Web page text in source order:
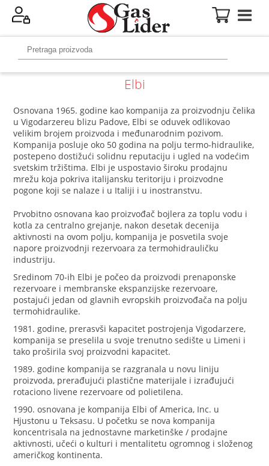
Elbi
Osnovana 1965. godine kao kompanija za proizvodnju čelika
u Vigodarzereu blizu Padove, Elbi se oduvek odlikovao
velikim brojem proizvoda i međunarodnim pozivom.
Kompanija posluje oko 50 godina na polju termo-hidraulike,
postepeno dostižući solidnu reputaciju i ugled na vodećim
svetskim tržištima. Elbi je uspostavio široku prodajnu
mrežu koja pokriva italijansku teritoriju i proizvodne
pogone koji se nalaze i u Italiji i u inostranstvu.
Prvobitno osnovana kao proizvođač bojlera za toplu vodu i
kotla za centralno grejanje, nakon desetak decenija
aktivnosti na ovom polju, kompanija je posvetila svoje
napore proizvodnji rezervoara za termohidrauličku
industriju.
Sredinom 70-ih Elbi je počeo da proizvodi prenaponske
rezervoare i membranske ekspanzijske rezervoare,
postajući jedan od glavnih evropskih proizvođača na polju
termohidraulike.
1981. godine, prerasvši kapacitet postrojenja Vigodarzere,
kompanija se preselila u svoje trenutno sedište u Limeni i
tako proširila svoj proizvodni kapacitet.
1989. godine kompanija se razgranala u novu liniju
proizvoda, prerađujući plastične materijale i izrađujući
rotaciono livene rezervoare od polietilena.
1990. osnovana je kompanija Elbi of America, Inc. u
Hjustonu u Teksasu. U početku se nova kompanija
koncentrisala na jednostavne marketinške / prodajne
aktivnosti, učeći o kulturi i mentalitetu ogromnog i složenog
američkog kontinenta.